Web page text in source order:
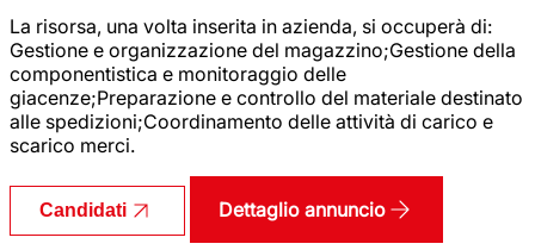
La risorsa, una volta inserita in azienda, si occuperà di:
Gestione e organizzazione del magazzino;Gestione della
componentistica e monitoraggio delle
giacenze;Preparazione e controllo del materiale destinato
alle spedizioni;Coordinamento delle attività di carico e
scarico merci.
Candidati Dettaglio annuncio